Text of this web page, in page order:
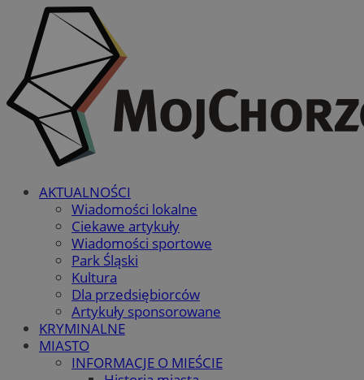
AKTUALNOŚCI
Wiadomości lokalne
Ciekawe artykuły
Wiadomości sportowe
Park Śląski
Kultura
Dla przedsiębiorców
Artykuły sponsorowane
KRYMINALNE
MIASTO
INFORMACJE O MIEŚCIE